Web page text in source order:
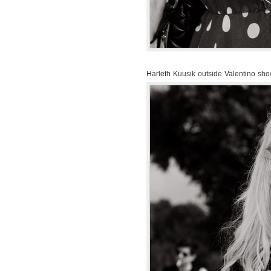
Harleth Kuusik outside Valentino